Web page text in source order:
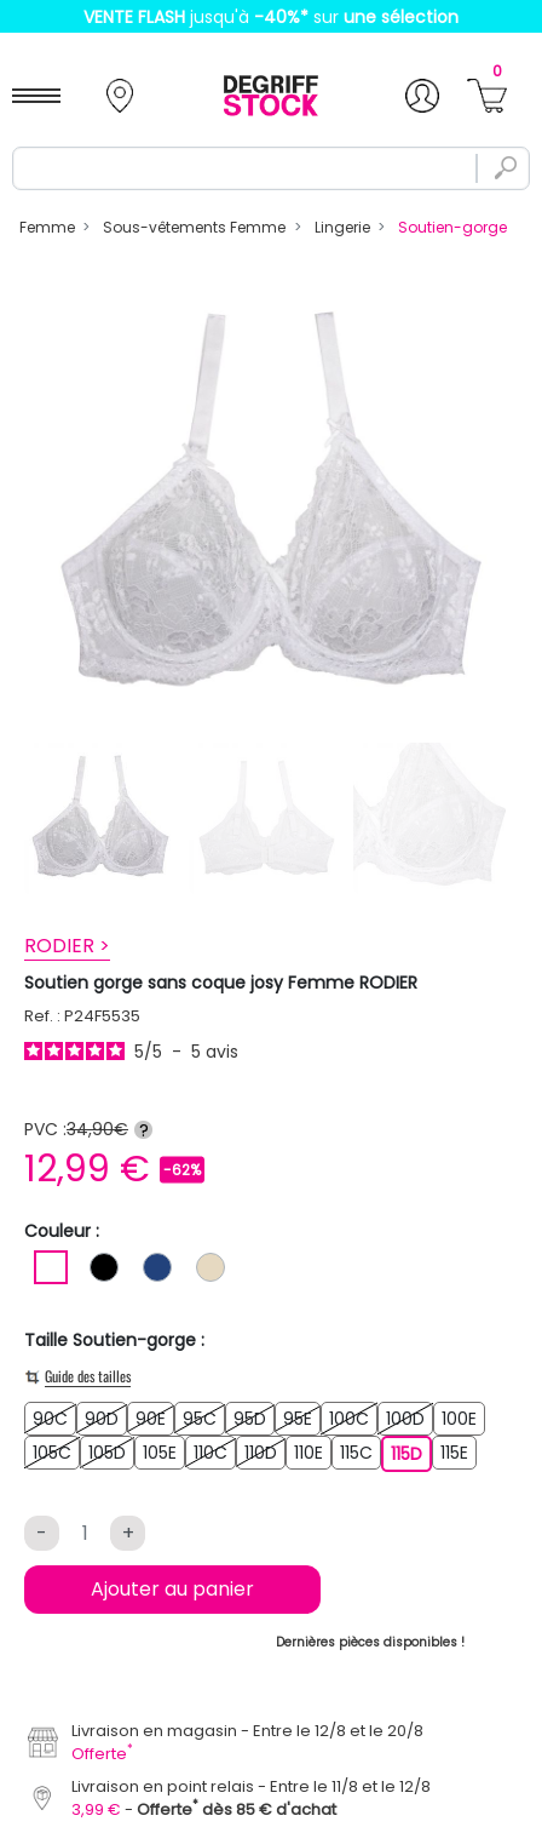
VENTE FLASH jusqu'à -40%* sur une sélection
0
Femme Sous-vêtements Femme Lingerie Soutien-gorge
RODIER >
Soutien gorge sans coque josy Femme RODIER
Ref. : P24F5535
5/5 - 5 avis
PVC :34,90€ ?
12,99 € -62%
Couleur :
BLANCNOIR BLEU FONCE
BEIGE
Taille Soutien-gorge :
Guide des tailles
90C90C90D90D90E90E95C95C95D95D95E95E100C100C
100D100D
100E
105C105C105D105D
105E 105E
110C110C110D110D110E 110E115C 115C
115D115D115E
- +
Ajouter au panier
Dernières pièces disponibles !
Livraison en magasin
Entre le 12/8 et le 20/8
Offerte*
Livraison en point relais
Entre le 11/8 et le 12/8
3,99 €
Offerte* dès 85 € d'achat